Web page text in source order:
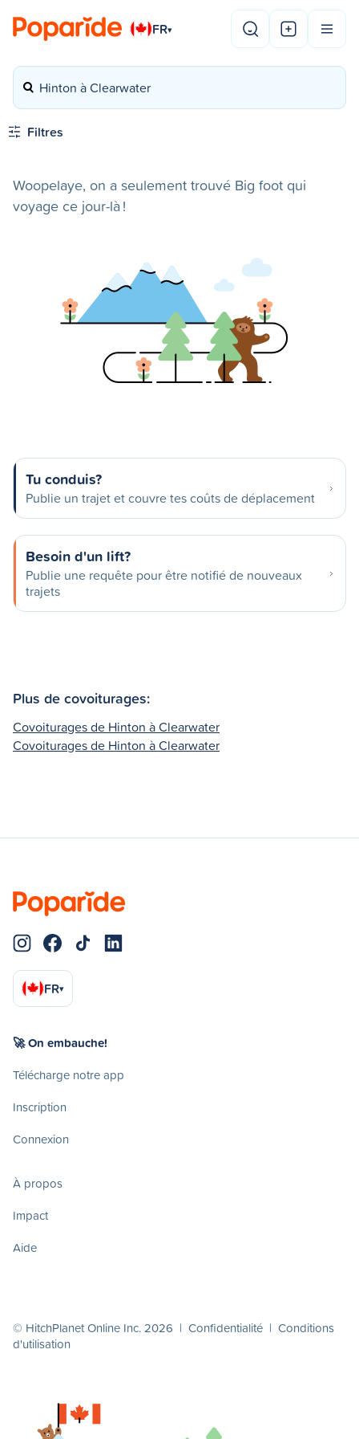
FR▾
Hinton à Clearwater
Filtres
Woopelaye, on a seulement trouvé Big foot qui
voyage ce jour-là !
Tu conduis?
Publie un trajet et couvre tes coûts de déplacement
Besoin d'un lift?
Publie une requête pour être notifié de nouveaux
trajets
Plus de covoiturages:
Covoiturages de Hinton à Clearwater
Covoiturages de Hinton à Clearwater
FR▾
🚀 On embauche!
Télécharge notre app
Inscription
Connexion
À propos
Impact
Aide
© HitchPlanet Online Inc. 2026 | Confidentialité | Conditions
d'utilisation